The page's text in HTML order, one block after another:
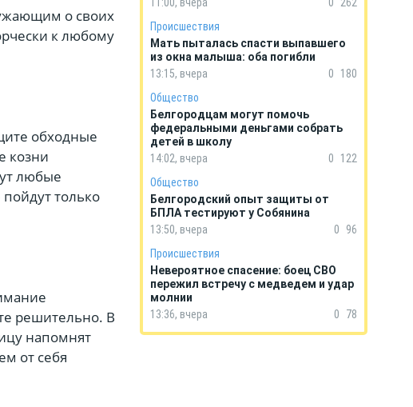
о своих
к любому
обходные
козни
любые
только
решительно. В
напомнят
от себя
Происшествия
Мать пыталась спасти выпавшего
из окна малыша: оба погибли
13:15, вчера
0
180
Общество
Белгородцам могут помочь
федеральными деньгами собрать
детей в школу
14:02, вчера
0
122
Общество
Белгородский опыт защиты от
БПЛА тестируют у Собянина
13:50, вчера
0
96
Происшествия
Невероятное спасение: боец СВО
пережил встречу с медведем и удар
молнии
13:36, вчера
0 78